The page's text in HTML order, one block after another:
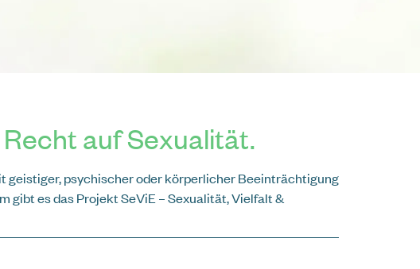
auf Sexualität.
geistiger, psychischer oder körperlicher Beeinträchtigung
gibt es das Projekt SeViE – Sexualität, Vielfalt &